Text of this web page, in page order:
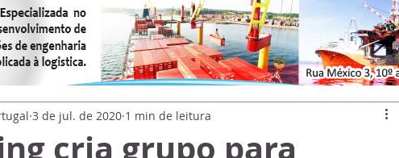
cria grupo para
3 de jul. de 2020 1 min de leitura